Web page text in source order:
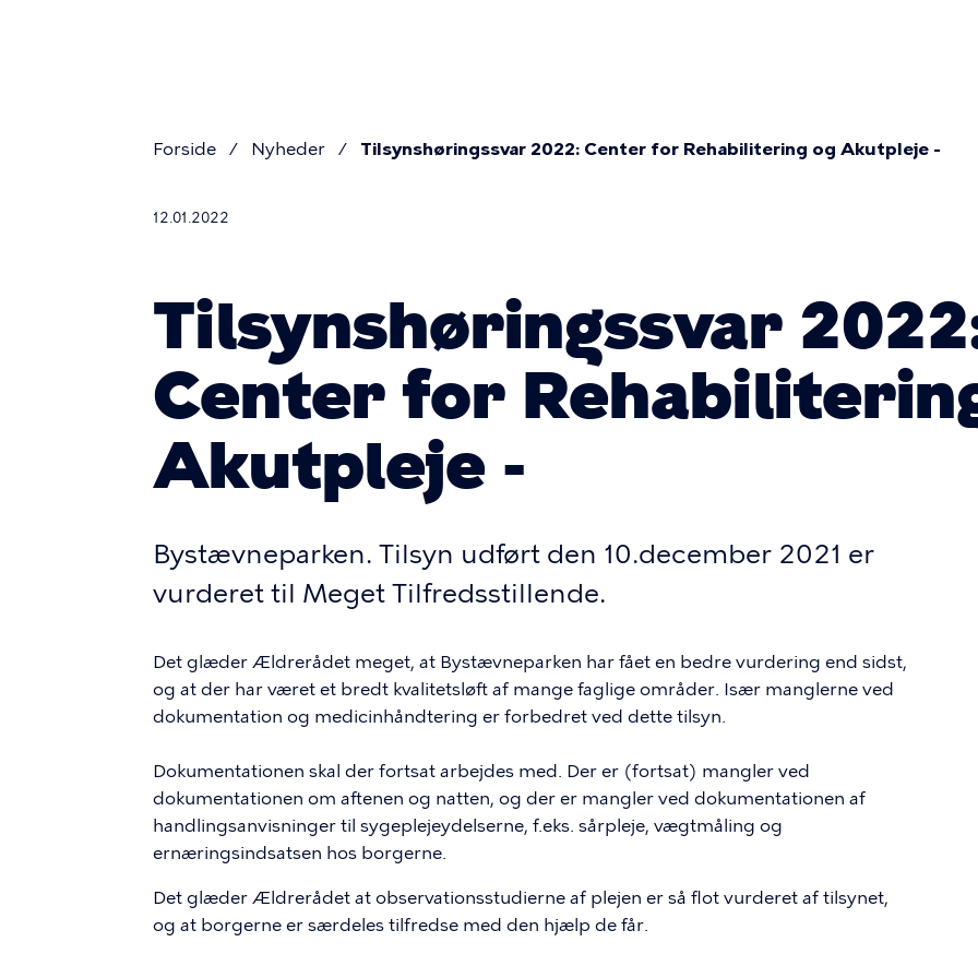
Brødkrumme
Forside Nyheder Tilsynshøringssvar 2022: Center for Rehabilitering og Akutpleje -
12.01.2022
Tilsynshøringssvar
Center for
Akutpleje -
Bystævneparken. Tilsyn udført den 10.december 2021 er
vurderet til Meget Tilfredsstillende.
Det glæder Ældrerådet meget, at Bystævneparken har fået en bedre vurdering end sidst,
og at der har været et bredt kvalitetsløft af mange faglige områder. Især manglerne ved
dokumentation og medicinhåndtering er forbedret ved dette tilsyn.
Dokumentationen skal der fortsat arbejdes med. Der er (fortsat) mangler ved
dokumentationen om aftenen og natten, og der er mangler ved dokumentationen af
handlingsanvisninger til sygeplejeydelserne, f.eks. sårpleje, vægtmåling og
ernæringsindsatsen hos borgerne.
Det glæder Ældrerådet at observationsstudierne af plejen er så flot vurderet af tilsynet,
og at borgerne er særdeles tilfredse med den hjælp de får.